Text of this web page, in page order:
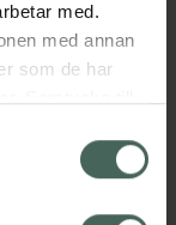
med.
med annan
som de har
påverkar inte
återkallelsen.
Dölj